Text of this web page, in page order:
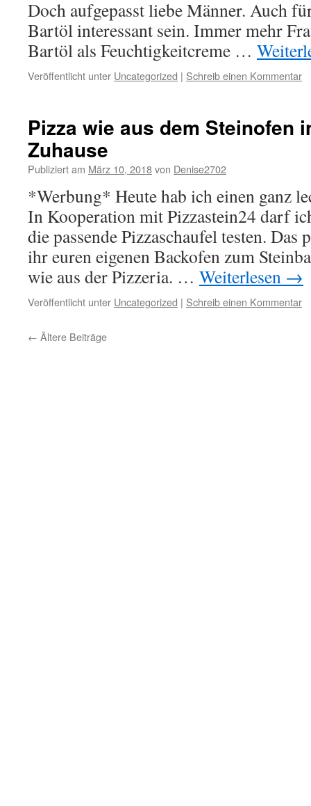
Doch aufgepasst liebe Männer. Auch
Bartöl interessant sein. Immer mehr
Bartöl als Feuchtigkeitcreme …
Veröffentlicht unter Uncategorized | Schreib einen Kommentar
Pizza wie aus dem Steinofen
Zuhause
Publiziert am März 10, 2018von Denise2702
*Werbung* Heute hab ich einen ganz
In Kooperation mit Pizzastein24 darf
die passende Pizzaschaufel testen. Das
ihr euren eigenen Backofen zum
wie aus der Pizzeria. … Weiterlesen →
Veröffentlicht unter Uncategorized | Schreib einen Kommentar
← Ältere Beiträge